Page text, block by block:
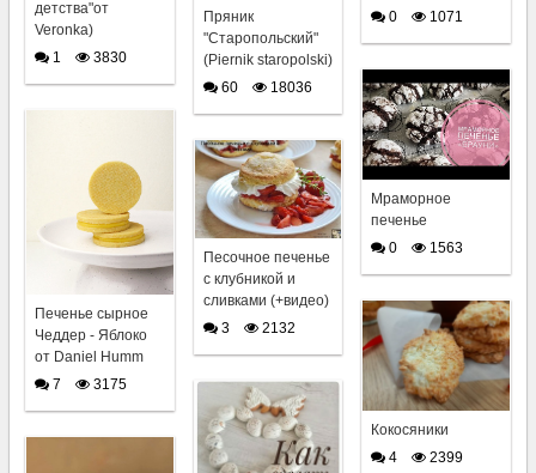
детства"от
Veronka)
1
3830
0
1071
Пряник
"Старопольский"
(Piernik staropolski)
60
18036
Мраморное
печенье
0
1563
Печенье сырное
Чеддер - Яблоко
от Daniel Humm
7
3175
Песочное печенье
с клубникой и
сливками (+видео)
3
2132
Кокосяники
4
2399